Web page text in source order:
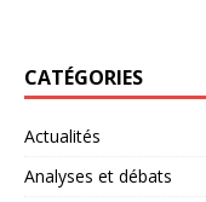
CATÉGORIES
Actualités
Analyses et débats